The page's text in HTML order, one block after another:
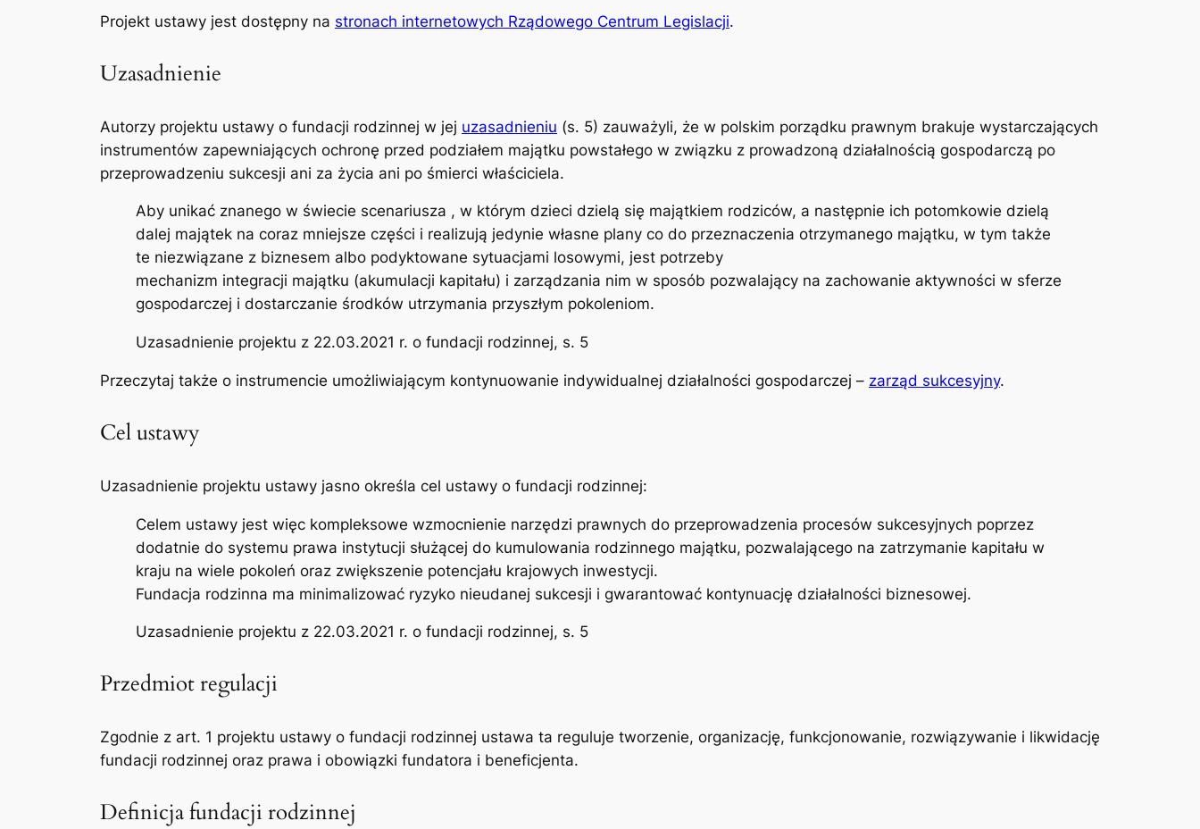
Projekt ustawy jest dostępny na stronach internetowych Rządowego Centrum Legislacji.
Uzasadnienie
Autorzy projektu ustawy o fundacji rodzinnej w jej uzasadnieniu (s. 5) zauważyli, że w polskim porządku prawnym brakuje wystarczających
instrumentów zapewniających ochronę przed podziałem majątku powstałego w związku z prowadzoną działalnością gospodarczą po
przeprowadzeniu sukcesji ani za życia ani po śmierci właściciela.
Aby unikać znanego w świecie scenariusza , w którym dzieci dzielą się majątkiem rodziców, a następnie ich potomkowie dzielą
dalej majątek na coraz mniejsze części i realizują jedynie własne plany co do przeznaczenia otrzymanego majątku, w tym także
te niezwiązane z biznesem albo podyktowane sytuacjami losowymi, jest potrzeby
mechanizm integracji majątku (akumulacji kapitału) i zarządzania nim w sposób pozwalający na zachowanie aktywności w sferze
gospodarczej i dostarczanie środków utrzymania przyszłym pokoleniom.
Uzasadnienie projektu z 22.03.2021 r. o fundacji rodzinnej, s. 5
Przeczytaj także o instrumencie umożliwiającym kontynuowanie indywidualnej działalności gospodarczej – zarząd sukcesyjny.
Cel ustawy
Uzasadnienie projektu ustawy jasno określa cel ustawy o fundacji rodzinnej:
Celem ustawy jest więc kompleksowe wzmocnienie narzędzi prawnych do przeprowadzenia procesów sukcesyjnych poprzez
dodatnie do systemu prawa instytucji służącej do kumulowania rodzinnego majątku, pozwalającego na zatrzymanie kapitału w
kraju na wiele pokoleń oraz zwiększenie potencjału krajowych inwestycji.
Fundacja rodzinna ma minimalizować ryzyko nieudanej sukcesji i gwarantować kontynuację działalności biznesowej.
Uzasadnienie projektu z 22.03.2021 r. o fundacji rodzinnej, s. 5
Przedmiot regulacji
Zgodnie z art. 1 projektu ustawy o fundacji rodzinnej ustawa ta reguluje tworzenie, organizację, funkcjonowanie, rozwiązywanie i likwidację
fundacji rodzinnej oraz prawa i obowiązki fundatora i beneficjenta.
Definicja fundacji rodzinnej